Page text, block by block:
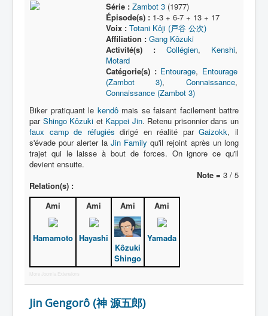
Série : Zambot 3(1977)
Épisode(s) :1-3 + 6-7 + 13 + 17
Voix : Totani Kôji (戸谷 公次)
Affiliation : Gang Kôzuki
Activité(s) :
Collégien, Kenshi,
Motard
Catégorie(s) : Entourage, Entourage
(Zambot 3), Connaissance,
Connaissance (Zambot 3)
Biker pratiquant le kendômais se faisant facilement battre
par Shingo Kôzuki et Kappei Jin. Retenu prisonnier dans un
faux camp de réfugiés dirigé en réalité parGaizokk, il
s'évade pour alerter la Jin Family qu'il rejoint après un long
trajet qui le laisse à bout de forces. On ignore ce qu'il
devient ensuite.
Note = 3 / 5
Relation(s) :
Ami
Hamamoto
Ami
Hayashi
Ami
Kôzuki
Shingo
Ami
Yamada
More Joomla Extensions
Jin Gengorô (神 源五郎)